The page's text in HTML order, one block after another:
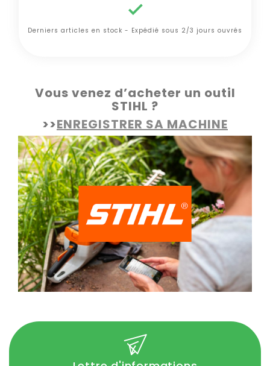

Derniers articles en stock - Expédié sous 2/3 jours ouvrés
Vous venez d’acheter un outil
STIHL ?
>>ENREGISTRER SA MACHINE